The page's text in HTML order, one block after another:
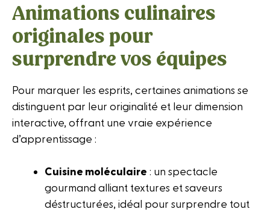
Animations culinaires
originales pour
surprendre vos équipes
Pour marquer les esprits, certaines animations se
distinguent par leur originalité et leur dimension
interactive, offrant une vraie expérience
d’apprentissage :
Cuisine moléculaire : un spectacle
gourmand alliant textures et saveurs
déstructurées, idéal pour surprendre tout